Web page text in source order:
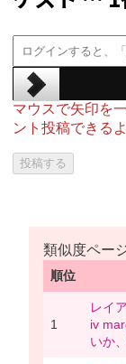
マウスで矢印を
ント投稿できる
類似度ペー
順位
1
レイ
iv
いか